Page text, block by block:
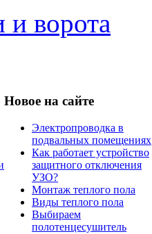
и ворота
Новое на сайте
Электропроводка в
подвальных помещениях
Как работает устройство
защитного отключения
УЗО?
Монтаж теплого пола
Виды теплого пола
Выбираем
полотенцесушитель